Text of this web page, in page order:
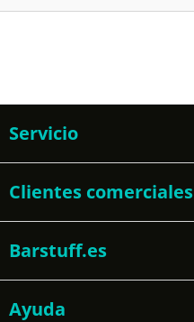
Servicio
Clientes comerciales
Barstuff.es
Ayuda